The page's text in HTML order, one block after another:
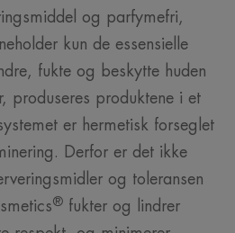
og parfymefri,
kun de essensielle
fukte og beskytte huden
produseres produktene i et
er hermetisk forseglet
Derfor er det ikke
og toleransen
® fukter og lindrer